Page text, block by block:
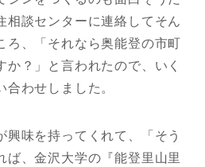
相談センターに連絡してそん
ろ、「それなら奥能登の市町
か？」と言われたので、いく
わせしました。
興味を持ってくれて、「そう
ば、金沢大学の『能登里山里